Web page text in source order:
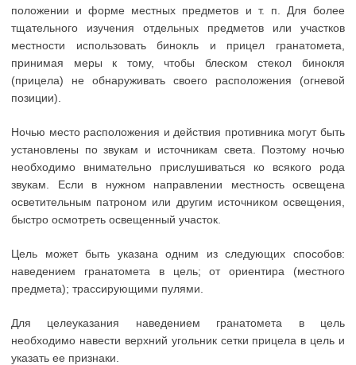
положении и форме местных предметов и т. п. Для более
тщательного изучения отдельных предметов или участков
местности использовать бинокль и прицел гранатомета,
принимая меры к тому, чтобы блеском стекол бинокля
(прицела) не обнаруживать своего расположения (огневой
позиции).
Ночью место расположения и действия противника могут быть
установлены по звукам и источникам света. Поэтому ночью
необходимо внимательно прислушиваться ко всякого рода
звукам. Если в нужном направлении местность освещена
осветительным патроном или другим источником освещения,
быстро осмотреть освещенный участок.
Цель может быть указана одним из следующих способов:
наведением гранатомета в цель; от ориентира (местного
предмета); трассирующими пулями.
Для целеуказания наведением гранатомета в цель
необходимо навести верхний угольник сетки прицела в цель и
указать ее признаки.